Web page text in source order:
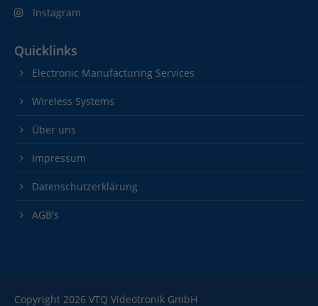
Instagram
Quicklinks
Electronic Manufacturing Services
Wireless Systems
Über uns
Impressum
Datenschutzerklärung
AGB's
Copyright 2026 VTQ Videotronik GmbH